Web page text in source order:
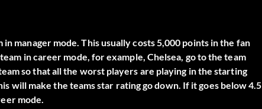
manager mode. This usually costs 5,000 points in the fan
in career mode, for example, Chelsea, go to the team
so that all the worst players are playing in the starting
will make the teams star rating go down. If it goes below 4.5
mode.